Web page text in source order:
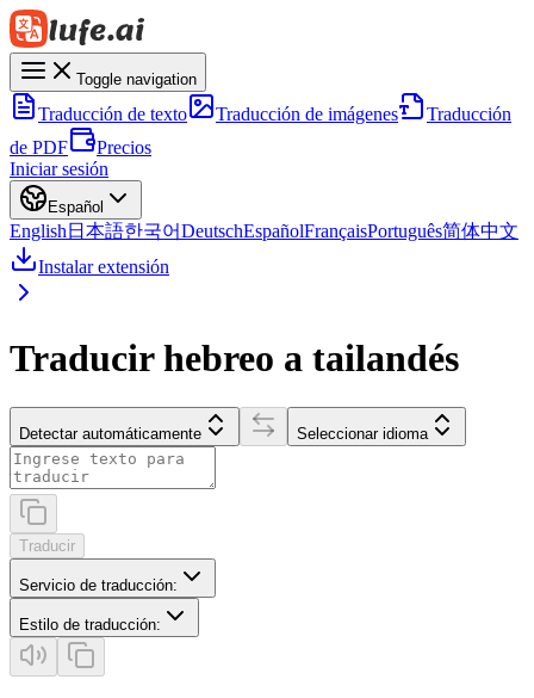
Toggle navigation
Traducción de texto Traducción de imágenes
Traducción
de PDF
Precios
Iniciar sesión
Español
English 日本語한국어DeutschEspañolFrançaisPortuguês简体中文
Instalar extensión
Traducir hebreo a tailandés
Detectar automáticamente Seleccionar idioma
Traducir
Servicio de traducción:
Estilo de traducción: